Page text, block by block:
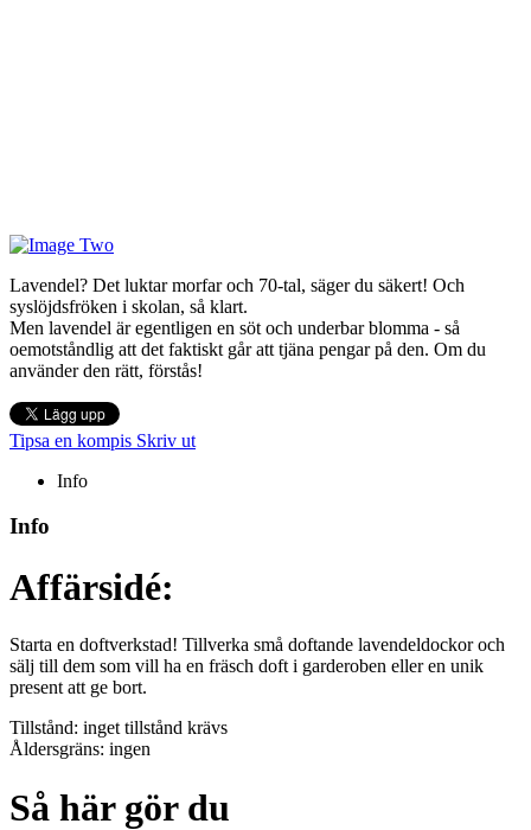
Lavendel? Det luktar morfar och 70-tal, säger du säkert! Och
syslöjdsfröken i skolan, så klart.
Men lavendel är egentligen en söt och underbar blomma - så
oemotståndlig att det faktiskt går att tjäna pengar på den. Om du
använder den rätt, förstås!
Tipsa en kompis Skriv ut
Info
Info
Affärsidé:
Starta en doftverkstad! Tillverka små doftande lavendeldockor och
sälj till dem som vill ha en fräsch doft i garderoben eller en unik
present att ge bort.
Tillstånd: inget tillstånd krävs
Åldersgräns: ingen
Så här gör du